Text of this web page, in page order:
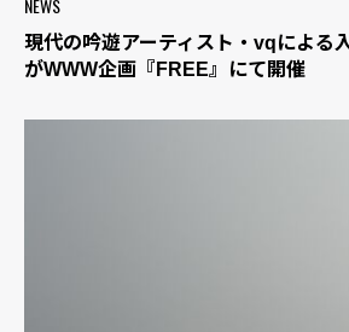
NEWS
現代の吟遊アーティスト・vqによる
がWWW企画『FREE』にて開催